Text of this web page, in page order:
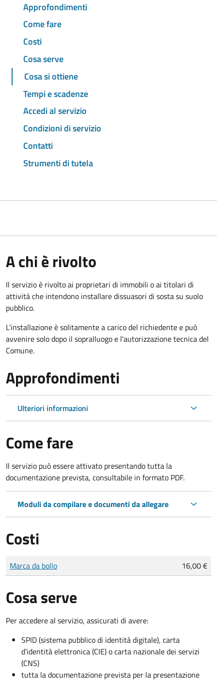
Approfondimenti
Come fare
Costi
Cosa serve
Cosa si ottiene
Tempi e scadenze
Accedi al servizio
Condizioni di servizio
Contatti
Strumenti di tutela
A chi è rivolto
Il servizio è rivolto ai proprietari di immobili o ai titolari di
attività che intendono installare dissuasori di sosta su suolo
pubblico.
L'installazione è solitamente a carico del richiedente e può
avvenire solo dopo il sopralluogo e l'autorizzazione tecnica del
Comune.
Approfondimenti
Ulteriori informazioni
Come fare
Il servizio può essere attivato presentando tutta la
documentazione prevista, consultabile in formato PDF.
Moduli da compilare e documenti da allegare
Costi
Tipo di pagamento
Importo
Marca da bollo 16,00 €
Cosa serve
Per accedere al servizio, assicurati di avere:
SPID (sistema pubblico di identità digitale), carta
d’identità elettronica (CIE) o carta nazionale dei servizi
(CNS)
tutta la documentazione prevista per la presentazione